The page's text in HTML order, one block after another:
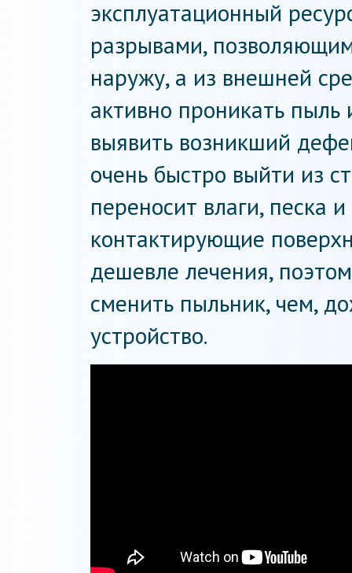
эксплуатационный
разрывами,
наружу, а из внешней
активно проникать
выявить возникший
очень быстро выйти из
переносит влаги, песка
контактирующие
дешевле лечения,
сменить пыльник, чем,
устройство.